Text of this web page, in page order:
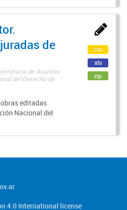
de
de Asuntos
del Derecho de
editadas
Nacional del
csv
xls
zip
4.0 International license